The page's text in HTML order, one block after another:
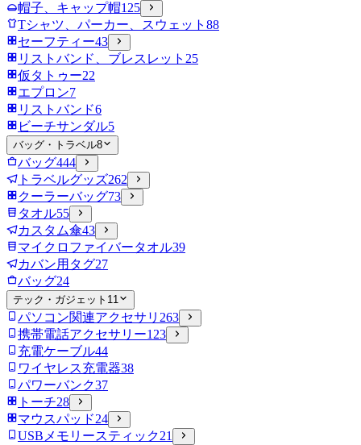
帽子、キャップ帽125
Tシャツ、パーカー、スウェット 88
セーフティー43
リストバンド、ブレスレット 25
仮タトゥー22
エプロン7
リストバンド6
ビーチサンダル5
バッグ・トラベル8
バッグ444
トラベルグッズ262
クーラーバッグ73
タオル55
カスタム傘43
マイクロファイバータオル39
カバン用タグ27
バッグ24
テック・ガジェット 11
パソコン関連アクセサリ 263
携帯電話アクセサリー123
充電ケーブル44
ワイヤレス充電器38
パワーバンク37
トーチ28
マウスパッド24
USBメモリースティック21